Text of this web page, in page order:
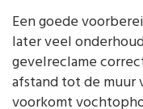
Een goede
later veel
gevelreclame
afstand tot de
voorkomt